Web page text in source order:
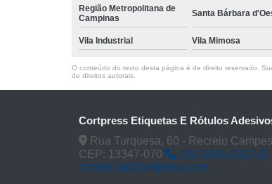
Região Metropolitana de
Campinas
Santa Bárbara
Vila Industrial Vila Mimosa
O conteúdo do texto desta página é de direito reservado.
de direitos autorais
Cortpress Etiquetas E Rótulos
Rua Turquesa, 60 - Recreio
CEP: 13347-070
(19) 3935-3327
comercial@cortpress.com